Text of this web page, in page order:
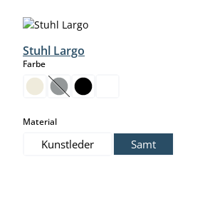
Stuhl Largo
Farbeauswählen
(Diese Option ist zurzeit nicht
Materialauswählen
Kunstleder Samt